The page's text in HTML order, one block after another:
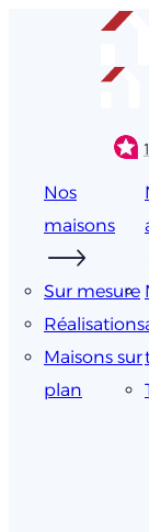
Nos
maisons
Sur mesure
Réalisations
Maisons sur
plan